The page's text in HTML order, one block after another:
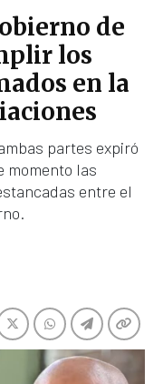
de
los
en la
partes expiró
momento las
entre el